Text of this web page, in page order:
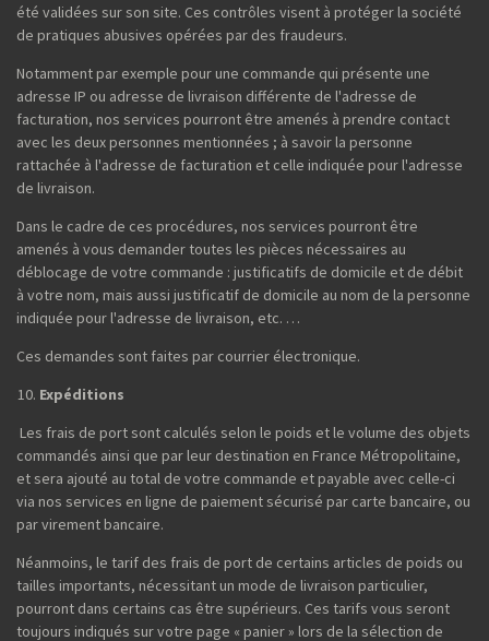
été validées sur son site. Ces contrôles visent à protéger la société
de pratiques abusives opérées par des fraudeurs.
Notamment par exemple pour une commande qui présente une
adresse IP ou adresse de livraison différente de l'adresse de
facturation, nos services pourront être amenés à prendre contact
avec les deux personnes mentionnées ; à savoir la personne
rattachée à l'adresse de facturation et celle indiquée pour l'adresse
de livraison.
Dans le cadre de ces procédures, nos services pourront être
amenés à vous demander toutes les pièces nécessaires au
déblocage de votre commande : justificatifs de domicile et de débit
à votre nom, mais aussi justificatif de domicile au nom de la personne
indiquée pour l'adresse de livraison, etc. …
Ces demandes sont faites par courrier électronique.
Expéditions
Les frais de port sont calculés selon le poids et le volume des objets
commandés ainsi que par leur destination en France Métropolitaine,
et sera ajouté au total de votre commande et payable avec celle-ci
via nos services en ligne de paiement sécurisé par carte bancaire, ou
par virement bancaire.
Néanmoins, le tarif des frais de port de certains articles de poids ou
tailles importants, nécessitant un mode de livraison particulier,
pourront dans certains cas être supérieurs. Ces tarifs vous seront
toujours indiqués sur votre page « panier » lors de la sélection de